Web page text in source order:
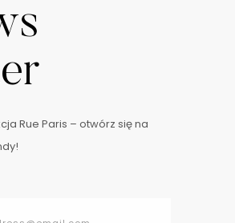
Rue Paris – otwórz się na